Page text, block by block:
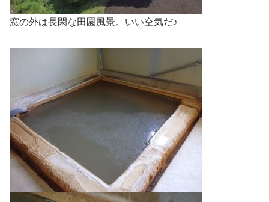
窓の外は長閑な田園風景。いい空気だ♪